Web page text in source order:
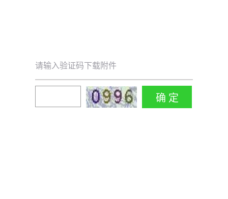
请输入验证码下载附件